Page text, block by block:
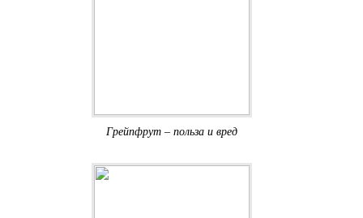
Грейпфрут – польза и вред